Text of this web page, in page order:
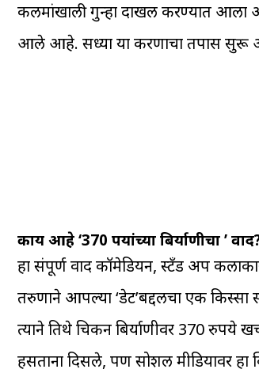
कलमांखाली गुन्हा दाखल करण्यात आला
आले आहे. सध्या या प्रकरणाचा तपास सुरू
काय आहे ‘370 रुपयांच्या बिर्याणीचा ’
हा संपूर्ण वाद कॉमेडियन, स्टँड अप
तरुणाने आपल्या ‘डेट’बद्दलचा एक किस्सा
त्याने तिथे चिकन बिर्याणीवर 370 रुपये
हसताना दिसले, पण सोशल मीडियावर